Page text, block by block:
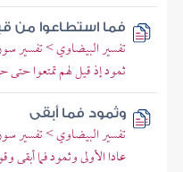
فما استطاعوا من
تفسير البيضاوي > تفسير
ثمود إذ قيل لهم تمتعوا حتى
وثمود فما أبقى
تفسير البيضاوي > تفسير
عادا الأولى وثمود فما أبقى